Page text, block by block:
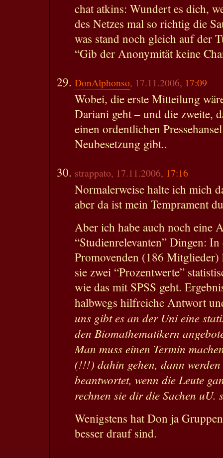
chat atkins: Wundert es dich,
des Netzes mal so richtig die
was stand noch gleich auf der
“Gib der Anonymität keine
DonAlphonso, 17.11.2006, 17:09
Wobei, die erste Mitteilung
Dariani geht – und die zweite,
einen ordentlichen
Neubesetzung gibt..
strappato, 17.11.2006, 17:16
Normalerweise halte ich mich
aber da ist mein Temprament
Aber ich habe auch noch eine
“Studienrelevanten” Dingen:
Promovenden (186 Mitglieder)
sie zwei “Prozentwerte”
wie das mit SPSS geht.
halbwegs hilfreiche Antwort
uns gibt es an der Uni eine
den Biomathematikern
Man muss einen Termin
(!!!) dahin gehen, dann werden
beantwortet, wenn die Leute
rechnen sie dir die Sachen uU.
Wenigstens hat Don ja
besser drauf sind.